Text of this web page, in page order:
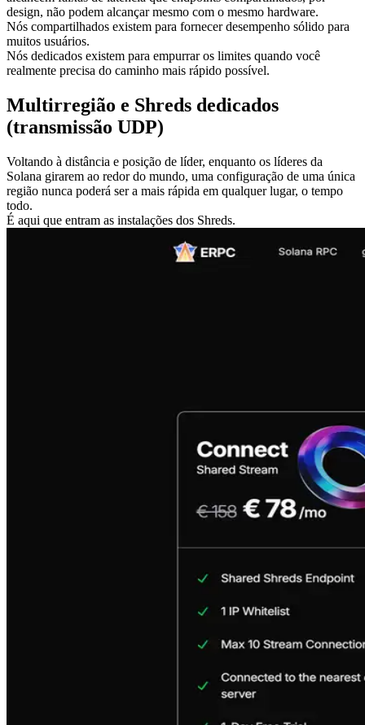
design, não podem alcançar mesmo com o mesmo hardware.
Nós compartilhados existem para fornecer desempenho sólido para
muitos usuários.
Nós dedicados existem para empurrar os limites quando você
realmente precisa do caminho mais rápido possível.
Multirregião e Shreds dedicados
(transmissão UDP)
Voltando à distância e posição de líder, enquanto os líderes da
Solana girarem ao redor do mundo, uma configuração de uma única
região nunca poderá ser a mais rápida em qualquer lugar, o tempo
todo.
É aqui que entram as instalações dos Shreds.